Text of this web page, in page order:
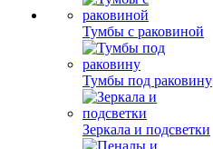
Тумбы с раковиной
Тумбы под раковину
Зеркала и подсветки